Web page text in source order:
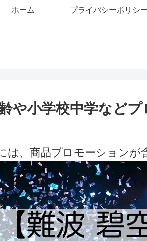
ホーム プライバシーポリシー
や小学校中学など
、商品プロモーションが